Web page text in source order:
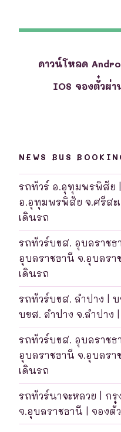
ดาวน์โหลด
IOS จองตั๋วผ่า
NEWS BUS
รถทัวร์ อ.อุทุมพรพิสัย
อ.อุทุมพรพิสัย จ.ศรีสะ
เดินรถ
รถทัวร์บขส. อุบลราช
อุบลราชธานี จ.อุบลรา
เดินรถ
รถทัวร์บขส. ลำปาง |
บขส. ลำปาง จ.ลำปาง
รถทัวร์บขส. อุบลราช
อุบลราชธานี จ.อุบลรา
เดินรถ
รถทัวร์นาจะหลวย | ก
จ.อุบลราชธานี | จองตั๋